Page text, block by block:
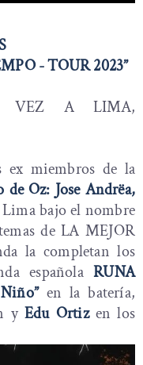
- TOUR 2023”
VEZ A LIMA,
ex miembros de la
de Oz: Jose Andrëa,
bajo el nombre
de LA MEJOR
la completan los
españolaRUNA
en la batería,
yEdu Ortiz en los